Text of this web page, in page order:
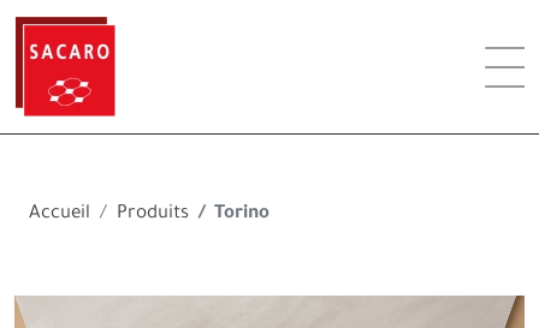
Accueil Produits Torino